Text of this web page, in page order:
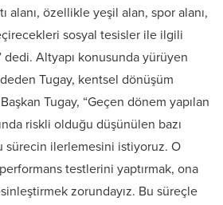
alanı, özellikle yeşil alan, spor alanı,
sosyal tesisler ile ilgili
dedi. Altyapı konusunda yürüyen
Tugay, kentsel dönüşüm
Tugay, “Geçen dönem yapılan
riskli olduğu düşünülen bazı
sürecin ilerlemesini istiyoruz. O
testlerini yaptırmak, ona
zorundayız. Bu süreçle